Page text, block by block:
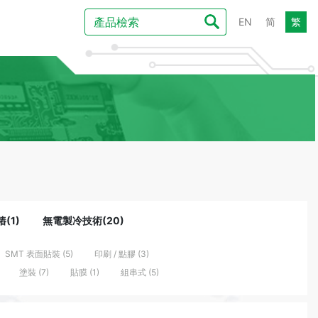
EN 简 繁
SMT 表面貼裝 (5)
印刷 / 點膠 (3)
塗裝 (7)
貼膜 (1) 組串式 (5)
(1) 無電製冷技術(20)